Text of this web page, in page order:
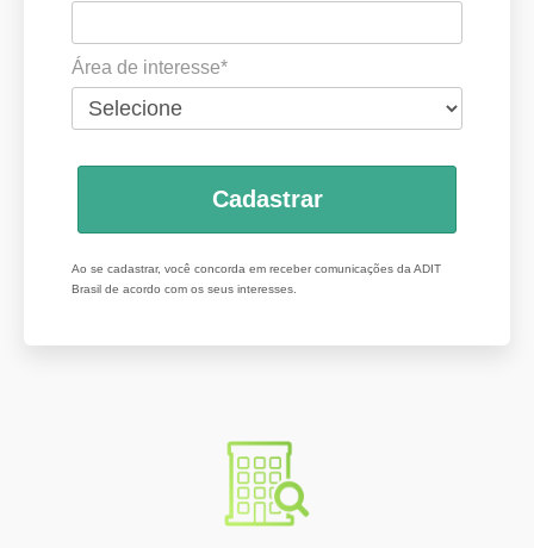
Área de interesse*
Cadastrar
Ao se cadastrar, você concorda em receber comunicações da ADIT
Brasil de acordo com os seus interesses.